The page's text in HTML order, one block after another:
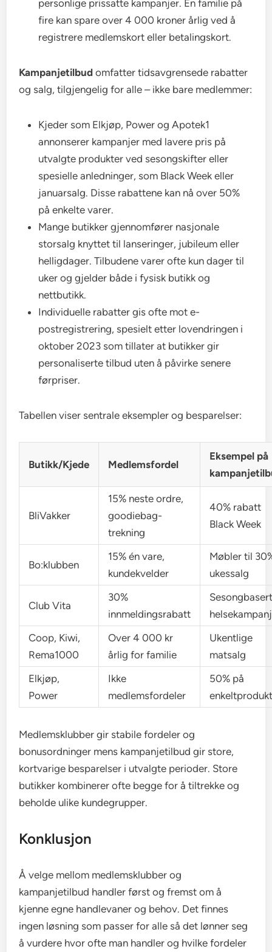
personlige prissatte kampanjer. En familie på
fire kan spare over 4 000 kroner årlig ved å
registrere medlemskort eller betalingskort.
Kampanjetilbud omfatter tidsavgrensede rabatter
og salg, tilgjengelig for alle – ikke bare medlemmer:
Kjeder som Elkjøp, Power og Apotek1
annonserer kampanjer med lavere pris på
utvalgte produkter ved sesongskifter eller
spesielle anledninger, som Black Week eller
januarsalg. Disse rabattene kan nå over 50%
på enkelte varer.
Mange butikker gjennomfører nasjonale
storsalg knyttet til lanseringer, jubileum eller
helligdager. Tilbudene varer ofte kun dager til
uker og gjelder både i fysisk butikk og
nettbutikk.
Individuelle rabatter gis ofte mot e-
postregistrering, spesielt etter lovendringen i
oktober 2023 som tillater at butikker gir
personaliserte tilbud uten å påvirke senere
førpriser.
Tabellen viser sentrale eksempler og besparelser:
Butikk/Kjede Medlemsfordel
Eksempel på
BliVakker
15% neste ordre,
goodiebag-
trekning
40% rabatt
Black Week
Bo:klubben
15% én vare,
kundekvelder
Møbler til
ukessalg
Club Vita
30%
innmeldingsrabatt
Coop, Kiwi,
Rema1000
Over 4 000 kr
årlig for familie
Ukentlige
matsalg
Elkjøp,
Power
Ikke
medlemsfordeler
50% på
Medlemsklubber gir stabile fordeler og
bonusordninger mens kampanjetilbud gir store,
kortvarige besparelser i utvalgte perioder. Store
butikker kombinerer ofte begge for å tiltrekke og
beholde ulike kundegrupper.
Konklusjon
Å velge mellom medlemsklubber og
kampanjetilbud handler først og fremst om å
kjenne egne handlevaner og behov. Det finnes
ingen løsning som passer for alle så det lønner seg
å vurdere hvor ofte man handler og hvilke fordeler